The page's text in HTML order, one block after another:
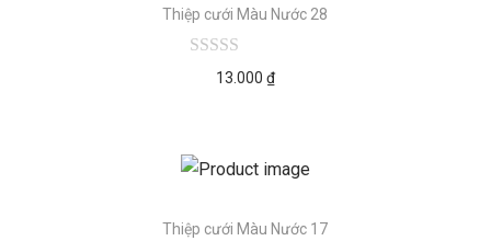
Thiệp cưới Màu Nước 28
13.000 ₫
Thiệp cưới Màu Nước 17